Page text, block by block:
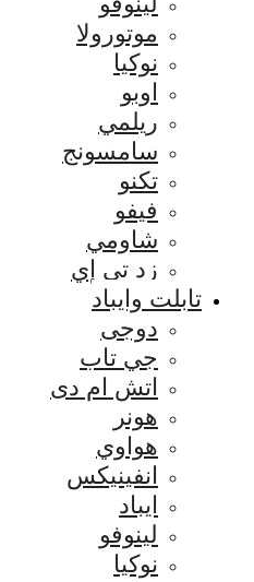
موتورولا
نوكيا
اوبو
ريلمي
سامسونج
تكنو
فيفو
شاومي
زد تي إي
تابلت وايباد
دوجى
جي تاب
اتش ام دى
هونر
هواوي
انفينيكس
ايباد
لينوفو
نوكيا